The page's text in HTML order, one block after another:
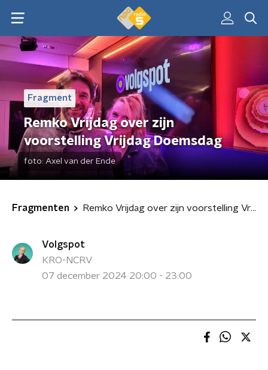
Fragment
Remko Vrijdag over zijn
voorstelling Vrijdag Doemsdag
foto: Axel van der Ende
Fragmenten Remko Vrijdag over zijn voorstelling Vrijdag Doemsdag
Volgspot
KRO-NCRV
07 december 2024 20:00 - 23:00